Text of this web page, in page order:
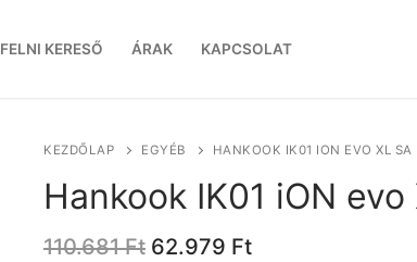
FELNI KERESŐ ÁRAK KAPCSOLAT
KEZDŐLAP EGYÉB HANKOOK IK01 ION EVO XL SA
Hankook IK01 iON evo
110.681Ft Original
62.979 FtCurrent